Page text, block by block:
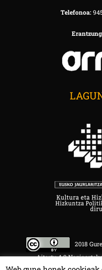
Telefonoa:
2018
Aitortu 4.0